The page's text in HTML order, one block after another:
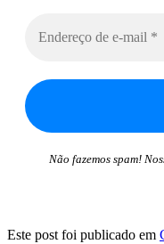
Não fazemos spam!
Este post foi publicado em